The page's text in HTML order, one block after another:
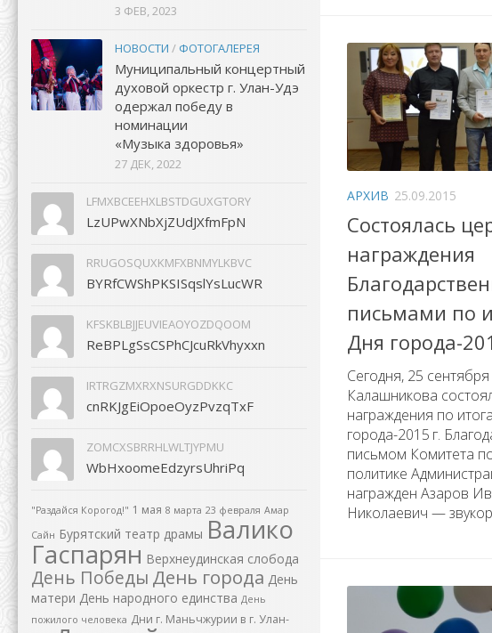
АРХИВ 25.09.2015
Состоялась
награждения
письмами по
Дня города-
Сегодня, 25
Калашникова
награждения по
города-2015 г.
письмом Комитета
политике
награжден Азаров
Николаевич —
3 ФЕВ, 2023
НОВОСТИ / ФОТОГАЛЕРЕЯ
Муниципальный концертный
духовой оркестр г. Улан-Удэ
одержал победу в
номинации
«Музыка здоровья»
27 ДЕК, 2022
LFMXBCEEHXLBSTDGUXGTORY
LzUPwXNbXjZUdJXfmFpN
RRUGOSQUXKMFXBNMYLKBVC
BYRfCWShPKSISqslYsLucWR
KFSKBLBJJEUVIEAOYOZDQOOM
ReBPLgSsCSPhCJcuRkVhyxxn
IRTRGZMXRXNSURGDDKKC
cnRKJgEiOpoeOyzPvzqTxF
ZOMCXSBRRHLWLTJYPMU
WbHxoomeEdzyrsUhriPq
"Раздайся Корогод!" 1 мая 8 марта 23 февраля Амар
Сайн Бурятский театр драмы Валико
Гаспарян Верхнеудинская слобода
День Победы День города День
матери День народного единства День
пожилого человека Дни г. Маньчжурии в г. Улан-